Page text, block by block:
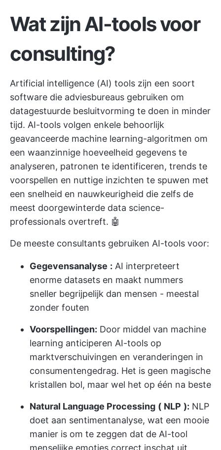
Wat zijn AI-tools voor
consulting?
Artificial intelligence (AI) tools zijn een soort
software die adviesbureaus gebruiken om
datagestuurde besluitvorming te doen in minder
tijd. AI-tools volgen enkele behoorlijk
geavanceerde machine learning-algoritmen om
een waanzinnige hoeveelheid gegevens te
analyseren, patronen te identificeren, trends te
voorspellen en nuttige inzichten te spuwen met
een snelheid en nauwkeurigheid die zelfs de
meest doorgewinterde data science-
professionals overtreft. 🤖
De meeste consultants gebruiken AI-tools voor:
Gegevensanalyse : AI interpreteert
enorme datasets en maakt nummers
sneller begrijpelijk dan mensen - meestal
zonder fouten
Voorspellingen: Door middel van machine
learning anticiperen AI-tools op
marktverschuivingen en veranderingen in
consumentengedrag. Het is geen magische
kristallen bol, maar wel het op één na beste
Natural Language Processing ( NLP ): NLP
doet aan sentimentanalyse, wat een mooie
manier is om te zeggen dat de AI-tool
menselijke emoties correct inschat uit